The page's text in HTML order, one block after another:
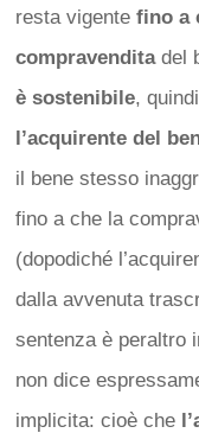
resta vigente fino a
compravenditadel
è sostenibile,
l’acquirente del
il bene stesso
fino a che la
(dopodiché
dalla avvenuta
sentenza è peraltro
non dice
implicita: cioè che